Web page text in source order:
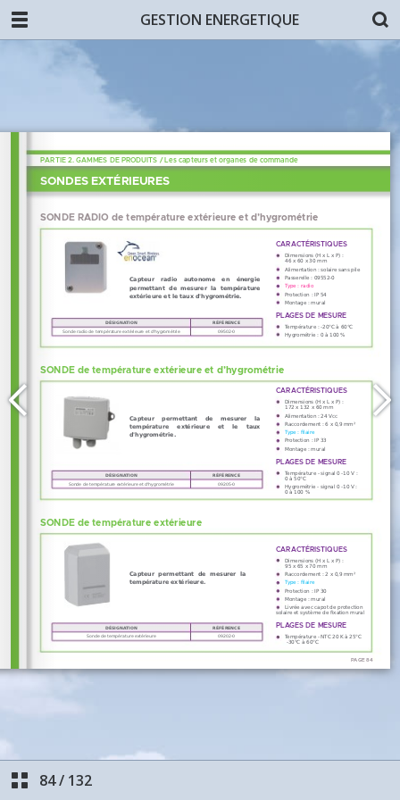
GESTION ENERGETIQUE
84/ 132